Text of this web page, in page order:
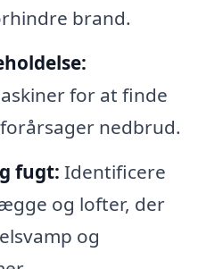
brand.
for at finde
nedbrud.
fugt: Identificere
og lofter, der
og